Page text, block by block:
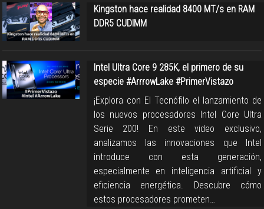
Kingston hace realidad 8400 MT/s en RAM
DDR5 CUDIMM
Intel Ultra Core 9 285K, el primero de su
especie #ArrrowLake #PrimerVistazo
¡Explora con El Tecnófilo el lanzamiento de
los nuevos procesadores Intel Core Ultra
Serie 200! En este video exclusivo,
analizamos las innovaciones que Intel
introduce con esta generación,
especialmente en inteligencia artificial y
eficiencia energética. Descubre cómo
estos procesadores prometen…